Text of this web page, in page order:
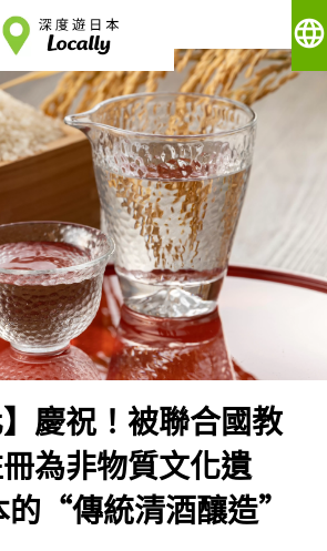
language
】慶祝！被聯合國教
為非物質文化遺
的“傳統清酒釀造”